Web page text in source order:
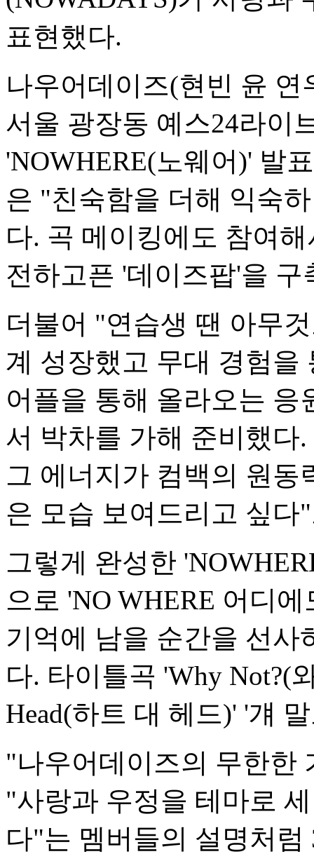
표현했다.
나우어데이즈(현빈 윤
서울 광장동 예스24라이
'NOWHERE(노웨어)' 발
은 "친숙함을 더해 익숙
다. 곡 메이킹에도 참여
전하고픈 '데이즈팝'을
더불어 "연습생 땐 아무
계 성장했고 무대 경험
어플을 통해 올라오는 응
서 박차를 가해 준비했다
그 에너지가 컴백의 원동
은 모습 보여드리고 싶다
그렇게 완성한
으로 'NO WHERE 어디
기억에 남을 순간을 선
다. 타이틀곡 'Why Not?(
Head(하트 대 헤드)' '걔
"나우어데이즈의 무한한
"사랑과 우정을 테마로
다"는 멤버들의 설명처